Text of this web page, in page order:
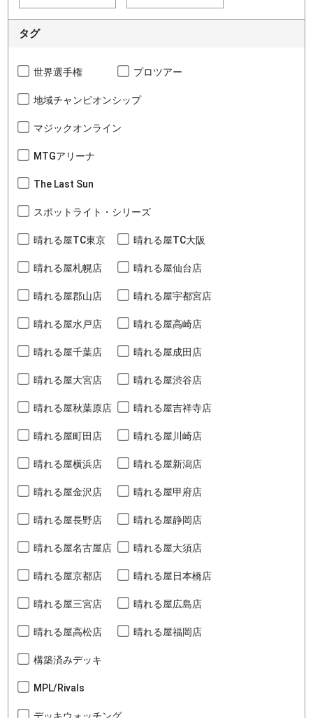
タグ
世界選手権 プロツアー
地域チャンピオンシップ
マジックオンライン
MTGアリーナ
The Last Sun
スポットライト・シリーズ
晴れる屋TC東京 晴れる屋TC大阪
晴れる屋札幌店 晴れる屋仙台店
晴れる屋郡山店 晴れる屋宇都宮店
晴れる屋水戸店 晴れる屋高崎店
晴れる屋千葉店 晴れる屋成田店
晴れる屋大宮店 晴れる屋渋谷店
晴れる屋秋葉原店 晴れる屋吉祥寺店
晴れる屋町田店 晴れる屋川崎店
晴れる屋横浜店 晴れる屋新潟店
晴れる屋金沢店 晴れる屋甲府店
晴れる屋長野店 晴れる屋静岡店
晴れる屋名古屋店 晴れる屋大須店
晴れる屋京都店 晴れる屋日本橋店
晴れる屋三宮店 晴れる屋広島店
晴れる屋高松店 晴れる屋福岡店
構築済みデッキ
MPL/Rivals
デッキウォッチング